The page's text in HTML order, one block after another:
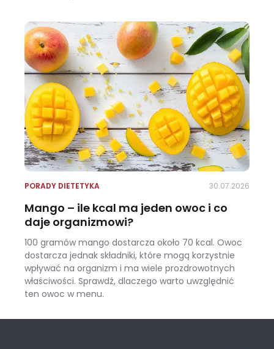
PORADY DIETETYKA 30.07.2026
Mango – ile kcal ma jeden owoc i co
daje organizmowi?
100 gramów mango dostarcza około 70 kcal. Owoc
dostarcza jednak składniki, które mogą korzystnie
wpływać na organizm i ma wiele prozdrowotnych
właściwości. Sprawdź, dlaczego warto uwzględnić
ten owoc w menu.